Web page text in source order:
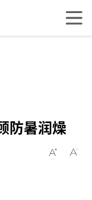
防暑润燥